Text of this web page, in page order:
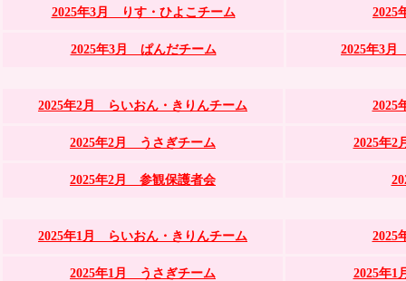
2025年3月 りす・ひよこチーム 2025
2025年3月 ぱんだチーム 2025年3
2025年2月 らいおん・きりんチーム 2025
2025年2月 うさぎチーム 2025年2
2025年2月 参観保護者会
2025年1月 らいおん・きりんチーム 2025
2025年1月 うさぎチーム 2025年1